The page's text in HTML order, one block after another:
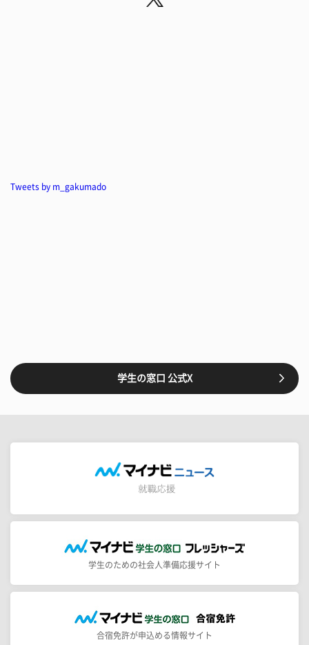
Tweets by m_gakumado
学生の窓口 公式X
学生のための社会人準備応援サイト
合宿免許が申込める情報サイト